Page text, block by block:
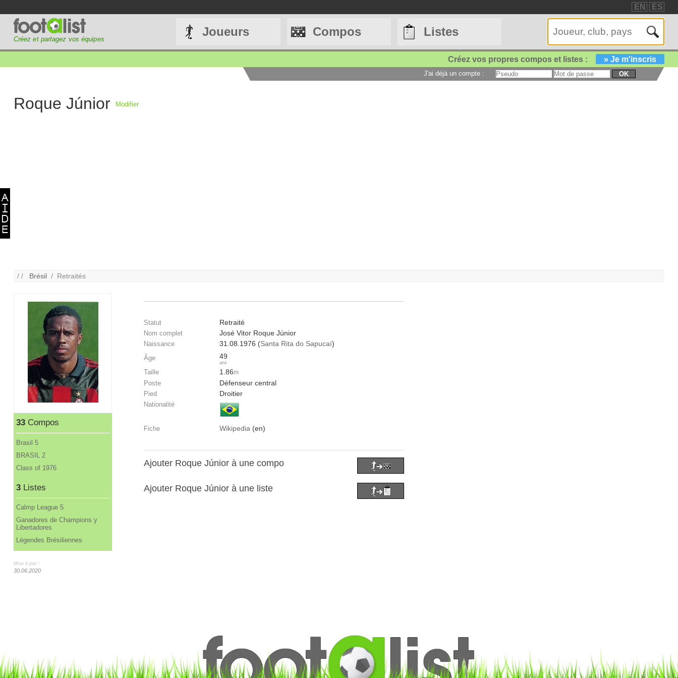
EN ES
Créez et partagez vos équipes
Joueurs Compos Listes
Créez vos propres compos et listes : » Je m'inscris
J'ai déjà un compte : OK
Roque Júnior Modifier
/ / Brésil / Retraités
33Compos
Brasil 5
BRASIL 2
Class of 1976
3Listes
Calmp League 5
Ganadores de Champions y
Libertadores
Légendes Brésiliennes
Mise à jour :
30.06.2020
Statut Retraité
Nom complet José Vitor Roque Júnior
Naissance 31.08.1976 (Santa Rita do Sapucaí)
Âge 49
ans
Taille 1.86m
Poste Défenseur central
Pied Droitier
Nationalité
Fiche Wikipedia (en)
Ajouter Roque Júnior à une compo
Ajouter Roque Júnior à une liste